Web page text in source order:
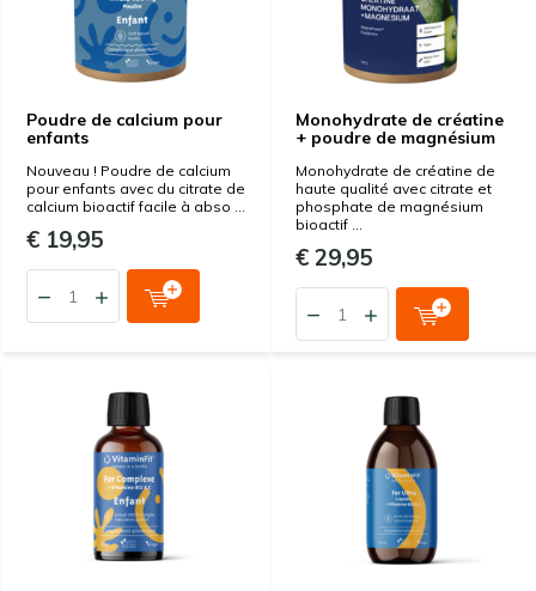
Poudre de calcium pour
enfants
Nouveau ! Poudre de calcium
pour enfants avec du citrate de
calcium bioactif facile à abso ...
€ 19,95
Monohydrate de créatine
+ poudre de magnésium
Monohydrate de créatine de
haute qualité avec citrate et
phosphate de magnésium
bioactif ...
€ 29,95